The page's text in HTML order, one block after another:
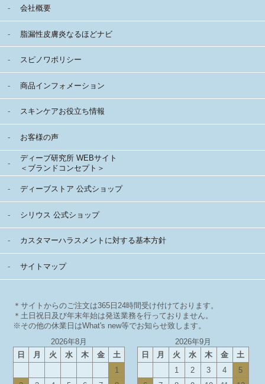
会社概要
脂漏性皮膚炎なるほどナビ
スピノワポリシー
商品インフォメーション
スキンケアお役立ち情報
お客様の声
ディーブ研究所 WEBサイト
＜ブランドコンセプト＞
ディーブストア 公式ショップ
シリウス 公式ショップ
カスタマーハラスメントに対する基本方針
サイトマップ
＊サイトからのご注文は365日24時間受け付けております。
＊土日祝日及び年末年始は発送業務を行っておりません。
※その他の休業日はWhat's new等でお知らせ致します。
2026年8月
日
月 火 水 木 金
土
1
2026年9月
日
月 火 水 木 金
土
1
2 3 4
5